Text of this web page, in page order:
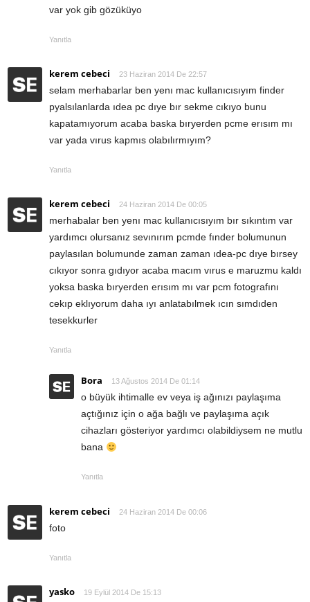
var yok gib gözüküyo
Yanıtla
kerem cebeci 23 Haziran 2014 De 22:57
selam merhabarlar ben yenı mac kullanıcısıyım finder
pyalsılanlarda ıdea pc dıye bır sekme cıkıyo bunu
kapatamıyorum acaba baska bıryerden pcme erısım mı
var yada vırus kapmıs olabılırmıyım?
Yanıtla
kerem cebeci 24 Haziran 2014 De 00:05
merhabalar ben yenı mac kullanıcısıyım bır sıkıntım var
yardımcı olursanız sevınırım pcmde fınder bolumunun
paylasılan bolumunde zaman zaman ıdea-pc dıye bırsey
cıkıyor sonra gıdıyor acaba macım vırus e maruzmu kaldı
yoksa baska bıryerden erısım mı var pcm fotografını
cekıp eklıyorum daha ıyı anlatabılmek ıcın sımdıden
tesekkurler
Yanıtla
Bora 13 Ağustos 2014 De 01:14
o büyük ihtimalle ev veya iş ağınızı paylaşıma
açtığınız için o ağa bağlı ve paylaşıma açık
cihazları gösteriyor yardımcı olabildiysem ne mutlu
bana
Yanıtla
kerem cebeci 24 Haziran 2014 De 00:06
foto
Yanıtla
yasko 19 Eylül 2014 De 15:13